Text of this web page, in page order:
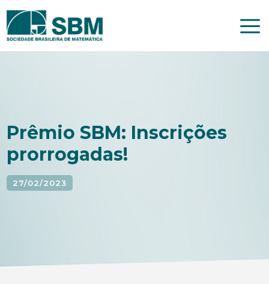
Pular
para
Prêmio SBM: Inscrições
prorrogadas!
27/02/2023